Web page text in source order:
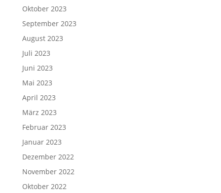
Oktober 2023
September 2023
August 2023
Juli 2023
Juni 2023
Mai 2023
April 2023
März 2023
Februar 2023
Januar 2023
Dezember 2022
November 2022
Oktober 2022